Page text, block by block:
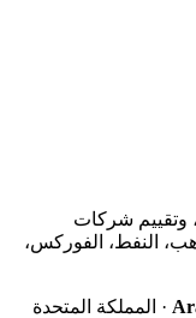
وتقييم شركات
النفط، الفوركس،
· المملكة المتحدة